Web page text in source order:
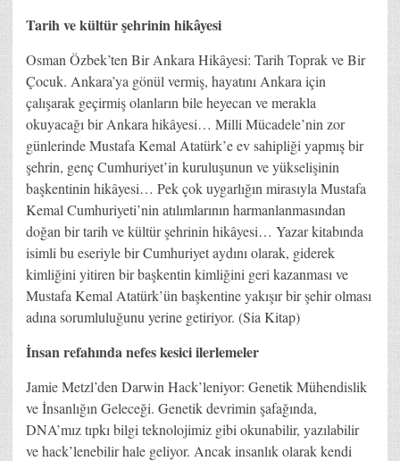
Tarih ve kültür şehrinin hikâyesi
Osman Özbek’ten Bir Ankara Hikâyesi: Tarih Toprak ve Bir
Çocuk. Ankara’ya gönül vermiş, hayatını Ankara için
çalışarak geçirmiş olanların bile heyecan ve merakla
okuyacağı bir Ankara hikâyesi… Milli Mücadele’nin zor
günlerinde Mustafa Kemal Atatürk’e ev sahipliği yapmış bir
şehrin, genç Cumhuriyet’in kuruluşunun ve yükselişinin
başkentinin hikâyesi… Pek çok uygarlığın mirasıyla Mustafa
Kemal Cumhuriyeti’nin atılımlarının harmanlanmasından
doğan bir tarih ve kültür şehrinin hikâyesi… Yazar kitabında
isimli bu eseriyle bir Cumhuriyet aydını olarak, giderek
kimliğini yitiren bir başkentin kimliğini geri kazanması ve
Mustafa Kemal Atatürk’ün başkentine yakışır bir şehir olması
adına sorumluluğunu yerine getiriyor. (Sia Kitap)
İnsan refahında nefes kesici ilerlemeler
Jamie Metzl’den Darwin Hack’leniyor: Genetik Mühendislik
ve İnsanlığın Geleceği. Genetik devrimin şafağında,
DNA’mız tıpkı bilgi teknolojimiz gibi okunabilir, yazılabilir
ve hack’lenebilir hale geliyor. Ancak insanlık olarak kendi